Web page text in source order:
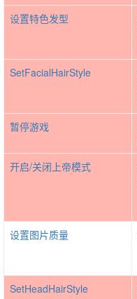
设置特色发型
SetFacialHairStyle
暂停游戏
开启/关闭上帝模式
设置图片质量
SetHeadHairStyle